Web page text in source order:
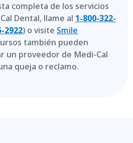
completa de los servicios
Dental, llame al 1-800-322-
2922) o visite Smile
también pueden
un proveedor de Medi-Cal
queja o reclamo.